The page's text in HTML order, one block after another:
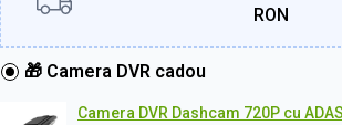
RON
🎁 Camera DVR cadou
Camera DVR Dashcam 720P cu ADAS